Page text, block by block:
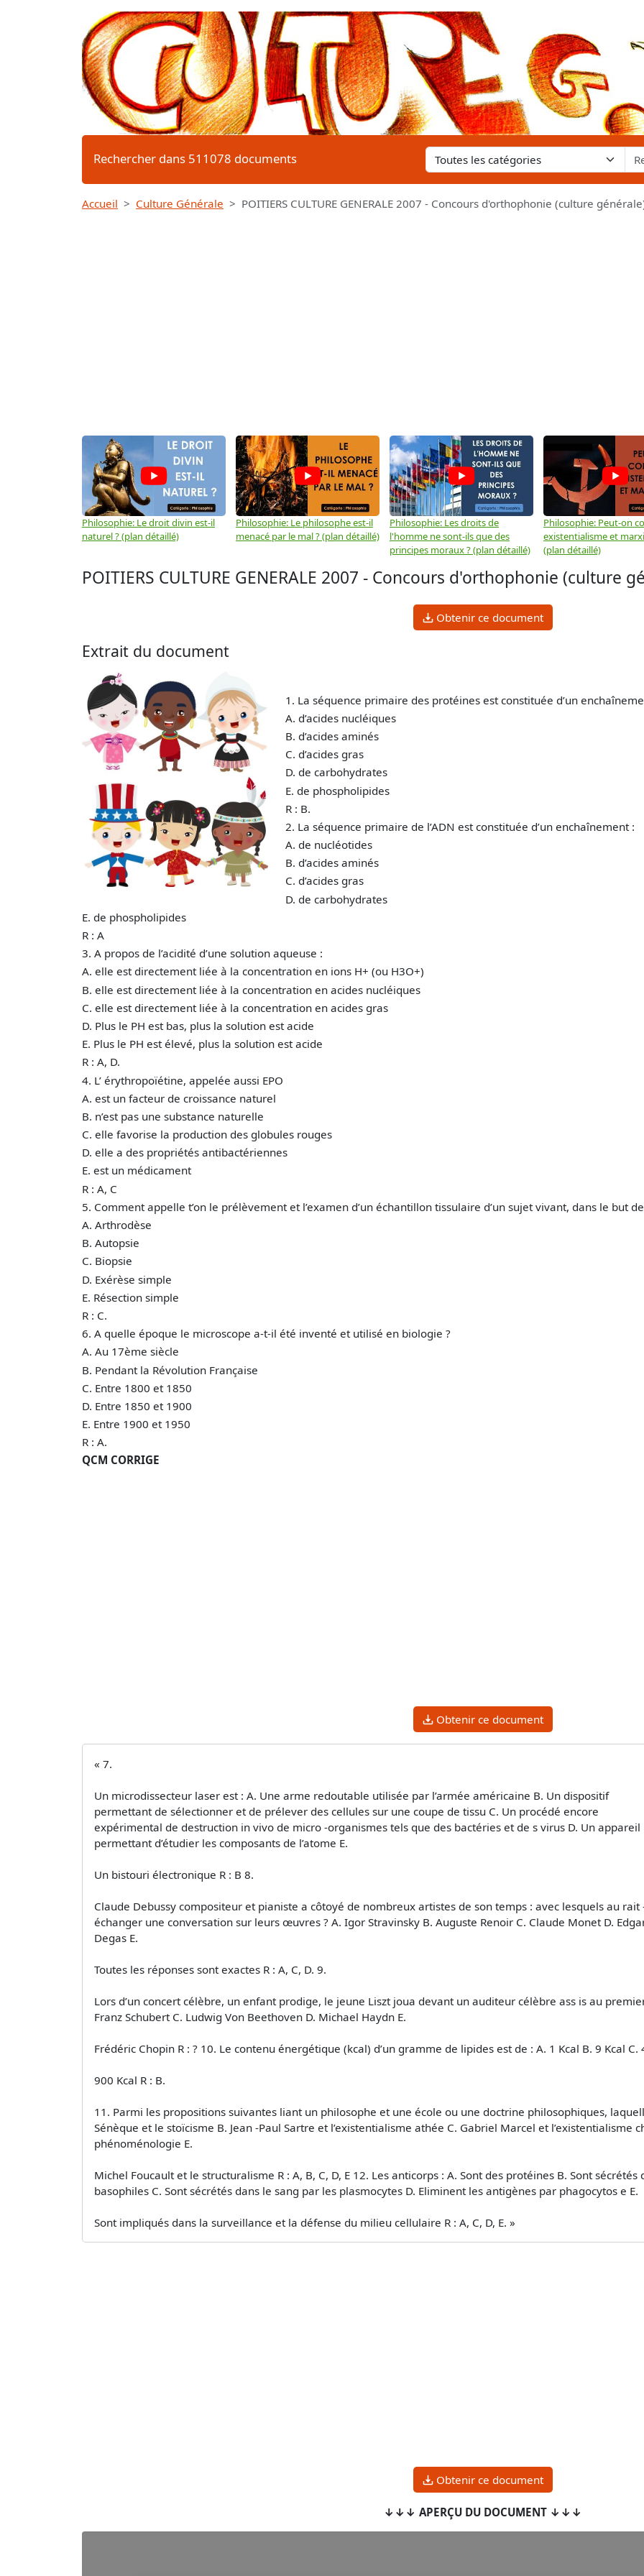
Rechercher dans 511078 documents
Accueil Culture Générale POITIERS CULTURE GENERALE 2007 - Concours d'orthophonie (culture
Philosophie: Le droit divin est-il
naturel ? (plan détaillé)
Philosophie: Le philosophe est-il
menacé par le mal ? (plan détaillé)
Philosophie: Les droits de
l'homme ne sont-ils que des
principes moraux ? (plan détaillé)
Philosophie: Peut-on
existentialisme et
(plan détaillé)
POITIERS CULTURE GENERALE 2007 - Concours d'orthophonie (culture
Obtenir ce document
Extrait du document
1. La séquence primaire des protéines est constituée d’un
A. d’acides nucléiques
B. d’acides aminés
C. d’acides gras
D. de carbohydrates
E. de phospholipides
R : B.
2. La séquence primaire de l’ADN est constituée d’un enchaînement :
A. de nucléotides
B. d’acides aminés
C. d’acides gras
D. de carbohydrates
E. de phospholipides
R : A
3. A propos de l’acidité d’une solution aqueuse :
A. elle est directement liée à la concentration en ions H+ (ou H3O+)
B. elle est directement liée à la concentration en acides nucléiques
C. elle est directement liée à la concentration en acides gras
D. Plus le PH est bas, plus la solution est acide
E. Plus le PH est élevé, plus la solution est acide
R : A, D.
4. L’ érythropoïétine, appelée aussi EPO
A. est un facteur de croissance naturel
B. n’est pas une substance naturelle
C. elle favorise la production des globules rouges
D. elle a des propriétés antibactériennes
E. est un médicament
R : A, C
5. Comment appelle t’on le prélèvement et l’examen d’un échantillon tissulaire d’un sujet vivant, dans le but
A. Arthrodèse
B. Autopsie
C. Biopsie
D. Exérèse simple
E. Résection simple
R : C.
6. A quelle époque le microscope a-t-il été inventé et utilisé en biologie ?
A. Au 17ème siècle
B. Pendant la Révolution Française
C. Entre 1800 et 1850
D. Entre 1850 et 1900
E. Entre 1900 et 1950
R : A.
QCM CORRIGE
Obtenir ce document
« 7.
Un microdissecteur laser est : A. Une arme redoutable utilisée par l’armée américaine B. Un dispositif
permettant de sélectionner et de prélever des cellules sur une coupe de tissu C. Un procédé encore
expérimental de destruction in vivo de micro -organismes tels que des bactéries et de s virus D. Un appareil
permettant d’étudier les composants de l’atome E.
Un bistouri électronique R : B 8.
Claude Debussy compositeur et pianiste a côtoyé de nombreux artistes de son temps : avec lesquels au rait
échanger une conversation sur leurs œuvres ? A. Igor Stravinsky B. Auguste Renoir C. Claude Monet D.
Degas E.
Toutes les réponses sont exactes R : A, C, D. 9.
Lors d’un concert célèbre, un enfant prodige, le jeune Liszt joua devant un auditeur célèbre ass is au
Franz Schubert C. Ludwig Von Beethoven D. Michael Haydn E.
Frédéric Chopin R : ? 10. Le contenu énergétique (kcal) d’un gramme de lipides est de : A. 1 Kcal B. 9 Kcal C.
900 Kcal R : B.
11. Parmi les propositions suivantes liant un philosophe et une école ou une doctrine philosophiques,
Sénèque et le stoïcisme B. Jean -Paul Sartre et l’existentialisme athée C. Gabriel Marcel et l’existentialisme
phénoménologie E.
Michel Foucault et le structuralisme R : A, B, C, D, E 12. Les anticorps : A. Sont des protéines B. Sont
basophiles C. Sont sécrétés dans le sang par les plasmocytes D. Eliminent les antigènes par phagocytos e E.
Sont impliqués dans la surveillance et la défense du milieu cellulaire R : A, C, D, E. »
Obtenir ce document
↓↓↓ APERÇU DU DOCUMENT ↓↓↓